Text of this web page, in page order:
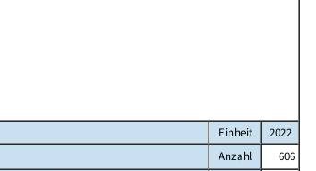
Einheit
2022
Anzahl
606